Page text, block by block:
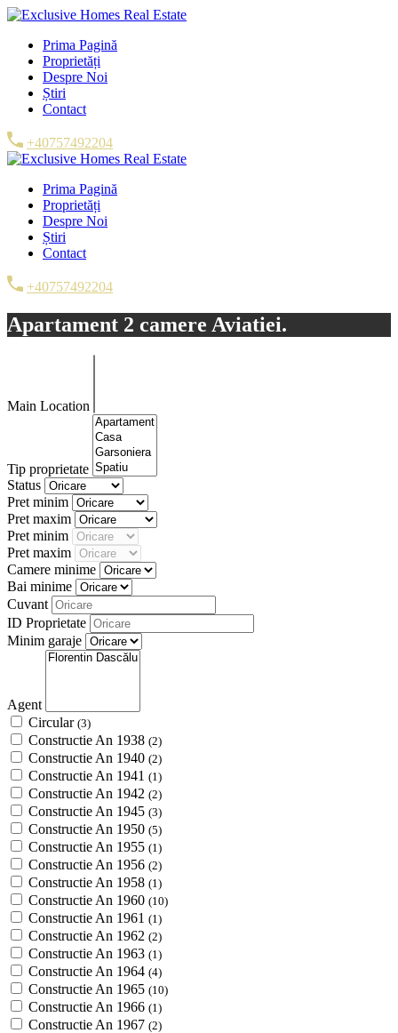
Prima Pagină
Proprietăți
Despre Noi
Știri
Contact
+40757492204
Prima Pagină
Proprietăți
Despre Noi
Știri
Contact
+40757492204
Apartament 2 camere Aviatiei.
Main Location
Tip proprietate
Status
Pret minim
Pret maxim
Pret minim
Pret maxim
Camere minime
Bai minime
Cuvant
ID Proprietate
Minim garaje
Agent
Circular (3)
Constructie An 1938 (2)
Constructie An 1940 (2)
Constructie An 1941 (1)
Constructie An 1942 (2)
Constructie An 1945 (3)
Constructie An 1950 (5)
Constructie An 1955 (1)
Constructie An 1956 (2)
Constructie An 1958 (1)
Constructie An 1960 (10)
Constructie An 1961 (1)
Constructie An 1962 (2)
Constructie An 1963 (1)
Constructie An 1964 (4)
Constructie An 1965 (10)
Constructie An 1966 (1)
Constructie An 1967 (2)